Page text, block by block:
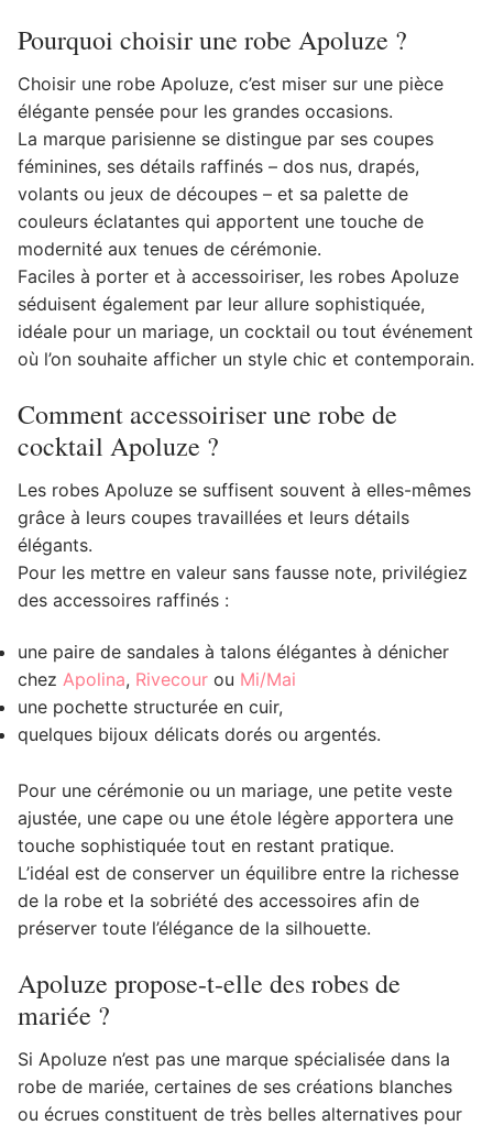
Pourquoi choisir une robe Apoluze ?
Choisir une robe Apoluze, c’est miser sur une pièce
élégante pensée pour les grandes occasions.
La marque parisienne se distingue par ses coupes
féminines, ses détails raffinés – dos nus, drapés,
volants ou jeux de découpes – et sa palette de
couleurs éclatantes qui apportent une touche de
modernité aux tenues de cérémonie.
Faciles à porter et à accessoiriser, les robes Apoluze
séduisent également par leur allure sophistiquée,
idéale pour un mariage, un cocktail ou tout événement
où l’on souhaite afficher un style chic et contemporain.
Comment accessoiriser une robe de
cocktail Apoluze ?
Les robes Apoluze se suffisent souvent à elles-mêmes
grâce à leurs coupes travaillées et leurs détails
élégants.
Pour les mettre en valeur sans fausse note, privilégiez
des accessoires raffinés :
une paire de sandales à talons élégantes à dénicher
chez Apolina, Rivecour ou Mi/Mai
une pochette structurée en cuir,
quelques bijoux délicats dorés ou argentés.
Pour une cérémonie ou un mariage, une petite veste
ajustée, une cape ou une étole légère apportera une
touche sophistiquée tout en restant pratique.
L’idéal est de conserver un équilibre entre la richesse
de la robe et la sobriété des accessoires afin de
préserver toute l’élégance de la silhouette.
Apoluze propose-t-elle des robes de
mariée ?
Si Apoluze n’est pas une marque spécialisée dans la
robe de mariée, certaines de ses créations blanches
ou écrues constituent de très belles alternatives pour